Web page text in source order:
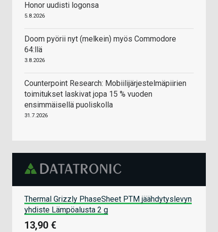
Honor uudisti logonsa
5.8.2026
Doom pyörii nyt (melkein) myös Commodore
64:llä
3.8.2026
Counterpoint Research: Mobiilijärjestelmäpiirien
toimitukset laskivat jopa 15 % vuoden
ensimmäisellä puoliskolla
31.7.2026
Thermal Grizzly PhaseSheet PTM jäähdytyslevyn
yhdiste Lämpöalusta 2 g
13,90 €